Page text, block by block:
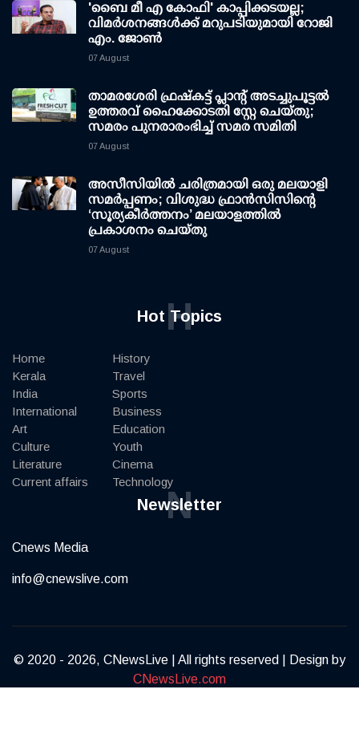
'ബൈ മീ എ കോഫി' കാപ്പിക്കടയല്ല;
വിമര്‍ശനങ്ങള്‍ക്ക് മറുപടിയുമായി റോജി
എം. ജോണ്‍
07 August
താമരശേരി ഫ്രഷ്കട്ട് പ്ലാന്റ് അടച്ചുപൂട്ടൽ
ഉത്തരവ് ഹൈക്കോടതി സ്റ്റേ ചെയ്തു;
സമരം പുനരാരംഭിച്ച് സമര സമിതി
07 August
അസീസിയിൽ ചരിത്രമായി ഒരു മലയാളി
സമർപ്പണം; വിശുദ്ധ ഫ്രാൻസിസിന്റെ
‘സൂര്യകീർത്തനം’ മലയാളത്തിൽ
പ്രകാശനം ചെയ്തു
07 August
Hot Topics
H
Home
Kerala
India
International
Art
Culture
Literature
Current affairs
History
Travel
Sports
Business
Education
Youth
Cinema
Technology
Newsletter
N
Cnews Media
info@cnewslive.com
© 2020 - 2026, CNewsLive | All rights reserved | Design by
CNewsLive.com